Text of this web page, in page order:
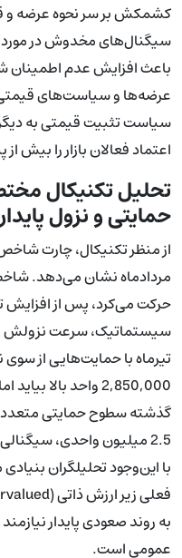
کشمکش بر سر نحوه عرضه و
سیگنال‌های مخدوش در مورد
باعث افزایش عدم اطمینان
عرضه‌ها و سیاست‌های
سیاست تثبیت قیمتی به
اعتماد فعالان بازار را بیش
تحلیل تکنیکال
حمایتی و نزول پایدار
از منظر تکنیکال، چارت شاخص
مردادماه نشان می‌دهد. شاخص
حرکت می‌کرد، پس از
سیستماتیک، سرعت نزولش
تیرماه با حمایت‌هایی از
2,850,000 واحد
گذشته سطوح حمایتی متعدد
2.5 میلیون واحدی،
با این‌وجود تحلیلگران
به روند صعودی پایدار
عمومی است.